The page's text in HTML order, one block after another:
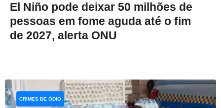
El Niño pode deixar 50 milhões de
pessoas em fome aguda até o fim
de 2027, alerta ONU
CRIMES DE ÓDIO